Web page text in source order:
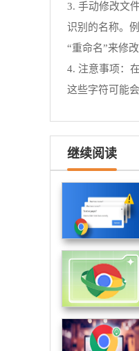
3. 手动修改文
识别的名称。
“重命名”来修改
4. 注意事项：
这些字符可能
继续阅读